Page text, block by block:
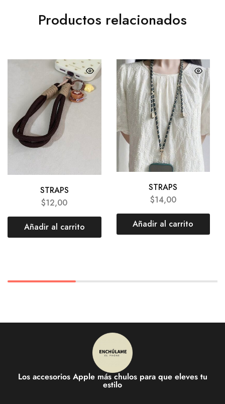
Productos relacionados
STRAPS
$12,00
Añadir al carrito
STRAPS
$14,00
Añadir al carrito
Los accesorios Apple más chulos para que eleves tu
estilo